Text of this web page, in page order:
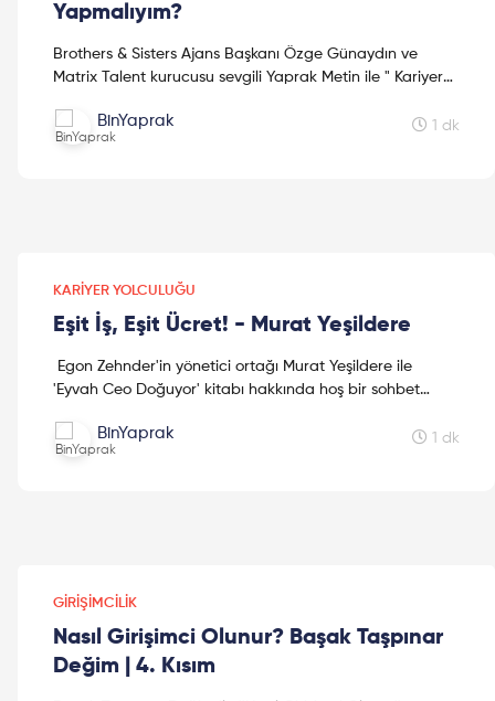
Yapmalıyım?
Brothers & Sisters Ajans Başkanı Özge Günaydın ve
Matrix Talent kurucusu sevgili Yaprak Metin ile " Kariyer
BinYaprak 1 dk
KARIYER YOLCULUĞU
Eşit İş, Eşit Ücret! - Murat Yeşildere
Egon Zehnder'in yönetici ortağı Murat Yeşildere ile
'Eyvah Ceo Doğuyor' kitabı hakkında hoş bir sohbet
BinYaprak 1 dk
GIRIŞIMCILIK
Nasıl Girişimci Olunur? Başak Taşpınar
Değim | 4. Kısım